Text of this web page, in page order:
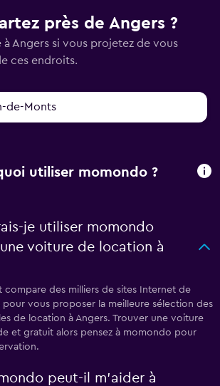
près de Angers ?
à Angers si vous projetez de vous
ces endroits.
de-Monts
utiliser momondo ?
je utiliser momondo
voiture de location à
des milliers de sites Internet de
vous proposer la meilleure sélection des
de location à Angers. Trouver une voiture
et gratuit alors pensez à momondo pour
peut-il m’aider à